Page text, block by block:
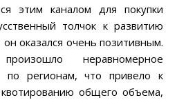
этим каналом для покупки
толчок к развитию
он оказался очень позитивным.
неравномерное
по регионам, что привело к
общего объема,